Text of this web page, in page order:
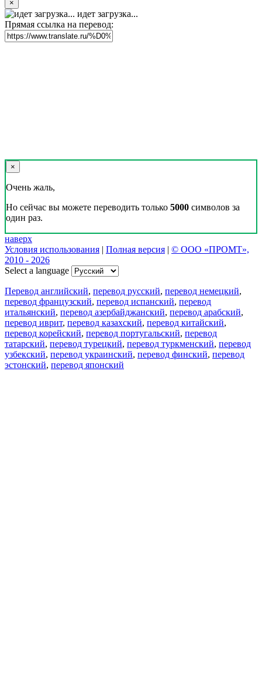
×
идет загрузка...
Прямая ссылка на перевод:
×
Очень жаль,
Но сейчас вы можете переводить только 5000 символов за
один раз.
наверх
Условия использования | Полная версия | © ООО «ПРОМТ»,
2010 - 2026
Select a language
Перевод английский, перевод русский, перевод немецкий,
перевод французский, перевод испанский, перевод
итальянский, перевод азербайджанский, перевод арабский,
перевод иврит, перевод казахский, перевод китайский,
перевод корейский, перевод португальский, перевод
татарский, перевод турецкий, перевод туркменский, перевод
узбекский, перевод украинский, перевод финский, перевод
эстонский, перевод японский